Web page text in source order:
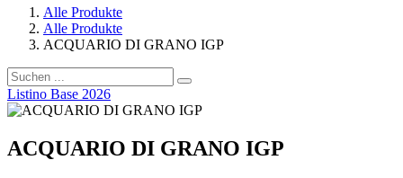
Alle Produkte
Alle Produkte
ACQUARIO DI GRANO IGP
Listino Base 2026
ACQUARIO DI GRANO IGP